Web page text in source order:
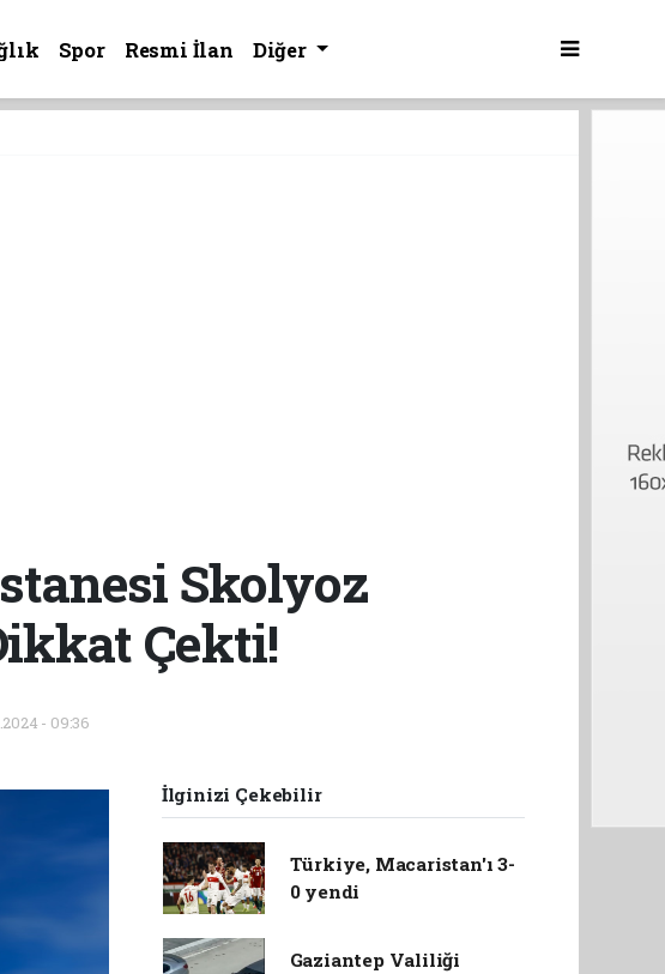
Spor Resmi İlan Diğer
Skolyoz
Çekti!
- 09:36
İlginizi Çekebilir
Türkiye, Macaristan'ı 3-
0 yendi
Gaziantep Valiliği